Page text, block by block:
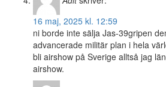
16 maj, 2025 kl. 12:59
ni borde inte sälja Jas-39gripen
advancerade militär plan i hela
bli airshow på Sverige alltså jag
airshow.